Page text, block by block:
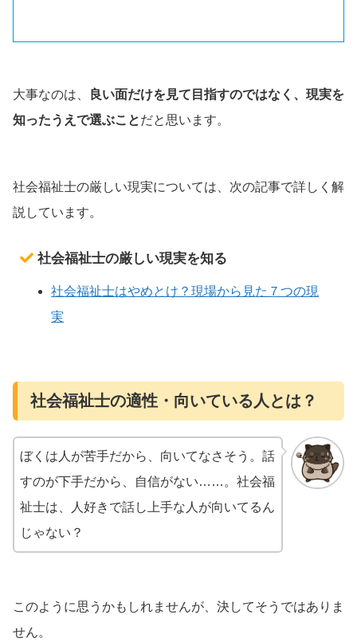
大事なのは、
良い面だけを見て目指すのではなく、現実を
知ったうえで選ぶことだと思います。
社会福祉士の厳しい現実については、次の記事で詳しく解
説しています。
社会福祉士の厳しい現実を知る
社会福祉士はやめとけ？現場から見た７つの現
実
社会福祉士の適性・向いている人とは？
ぼくは人が苦手だから、向いてなさそう。話
すのが下手だから、自信がない……。社会福
祉士は、人好きで話し上手な人が向いてるん
じゃない？
このように思うかもしれませんが、決してそうではありま
せん。